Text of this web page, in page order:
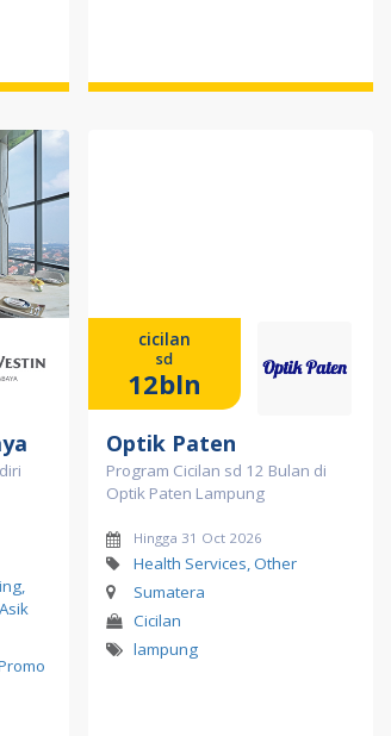
cicilan
sd
12bln
Optik Paten
Program Cicilan sd 12 Bulan di
Optik Paten Lampung
Hingga 31 Oct 2026
Health Services, Other
Sumatera
Cicilan
lampung